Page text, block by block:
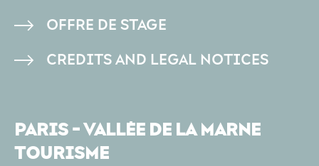
OFFRE DE STAGE
CREDITS AND LEGAL NOTICES
PARIS - VALLÉE DE LA MARNE
TOURISME